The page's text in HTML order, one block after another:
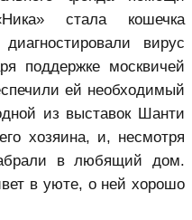
стала кошечка
вирус
поддержке москвичей
ей необходимый
из выставок Шанти
хозяина, и, несмотря
в любящий дом.
в уюте, о ней хорошо